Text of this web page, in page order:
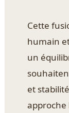
Cette
humain
un
et